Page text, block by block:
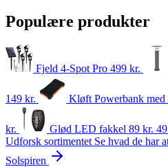
Populære produkter
Fjeld 4-Spot Pro 499 kr.
149 kr. Kløft Powerbank med
kr. Glød LED fakkel 89 kr. 49
Udforsk sortimentet Se hvad de har
Solspiren